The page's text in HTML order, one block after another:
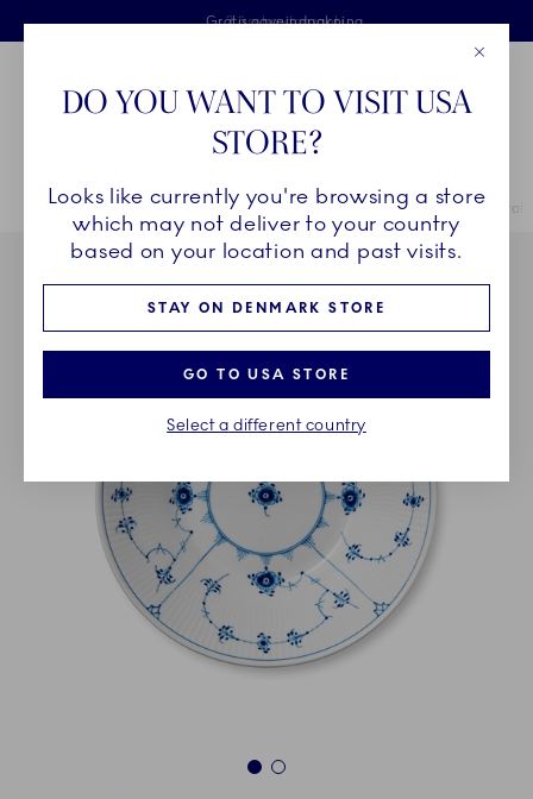
Skip Navigation
Fri levering ved køb over 500 kr. og fri retur
Gratis gaveindpakning
2 års brudgaranti
Royal Copenhagen
Breadcrumb Headlinesss
HjemSTEL Stel Musselmalet Riflet Musselmalet Riflet dyb
1 2
DO YOU WANT TO VISIT USA
STORE?
Looks like currently you're browsing a store
which may not deliver to your country
based on your location and past visits.
STAY ON DENMARK STORE
GO TO USA STORE
Select a different country